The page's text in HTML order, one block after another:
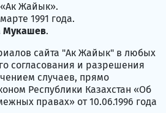
Жайык».
1991 года.
Мукашев.
сайта "Ак Жайык" в любых
согласования и разрешения
случаев, прямо
Республики Казахстан «Об
правах» от 10.06.1996 года